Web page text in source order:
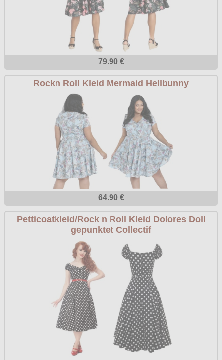
79.90 €
Rockn Roll Kleid Mermaid Hellbunny
64.90 €
Petticoatkleid/Rock n Roll Kleid Dolores Doll
gepunktet Collectif